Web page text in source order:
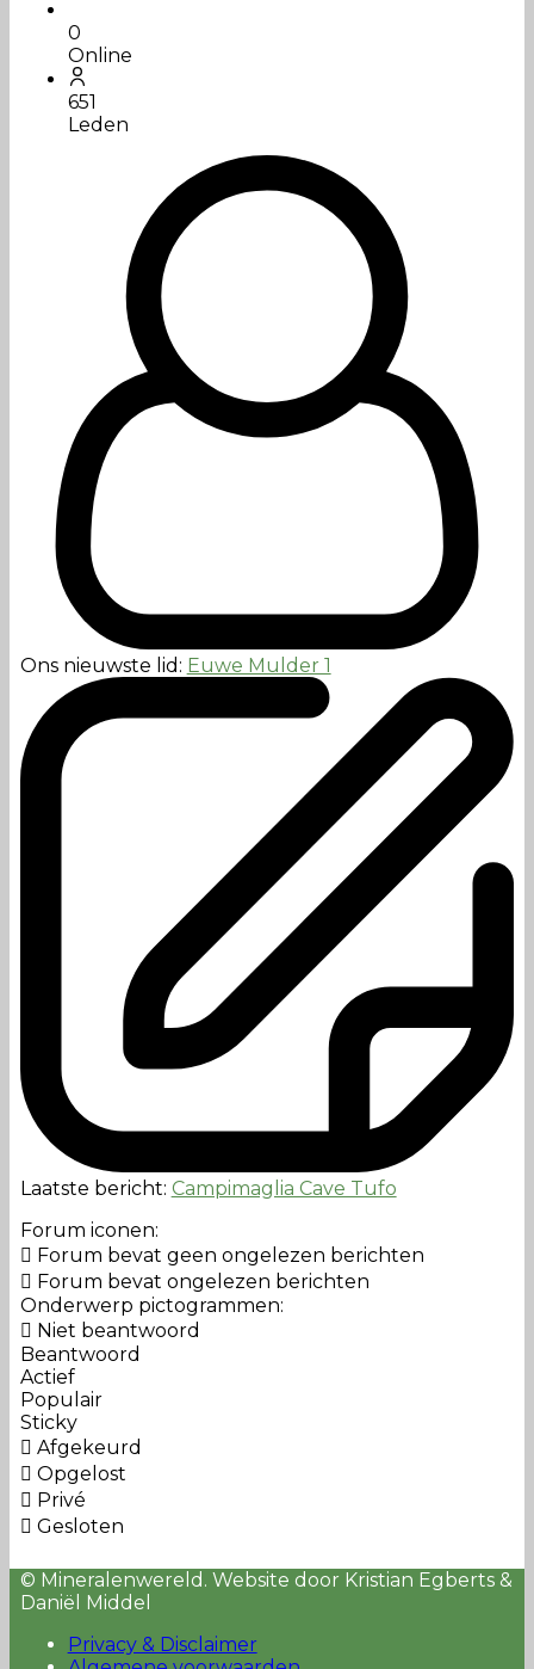
0
Online
651
Leden
Ons nieuwste lid: Euwe Mulder 1
Laatste bericht: Campimaglia Cave Tufo
Forum iconen:
Forum bevat geen ongelezen berichten
Forum bevat ongelezen berichten
Onderwerp pictogrammen:
Niet beantwoord
Beantwoord
Actief
Populair
Sticky
Afgekeurd
Opgelost
Privé
Gesloten
© Mineralenwereld. Website door Kristian Egberts &
Daniël Middel
Privacy & Disclaimer